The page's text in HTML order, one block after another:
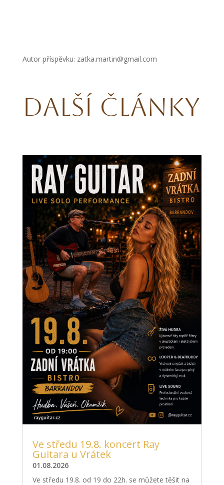
Autor příspěvku: zatka.martin@gmail.com
Další články
Ve středu 19.8. koncert Ray
Guitara u Vrátek
01.08.2026
Ve středu 19.8. od 19 do 22h. se můžete těšit na